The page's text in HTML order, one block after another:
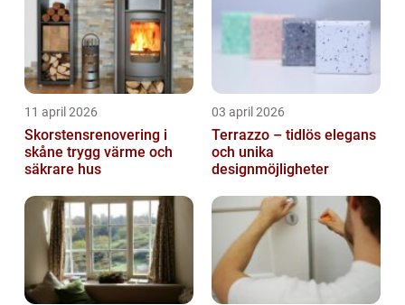
11 april 2026
Skorstensrenovering i
skåne trygg värme och
säkrare hus
03 april 2026
Terrazzo – tidlös elegans
och unika
designmöjligheter